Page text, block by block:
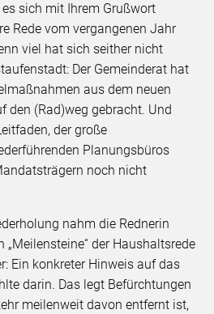
sich mit Ihrem Grußwort
Rede vom vergangenen Jahr
viel hat sich seither nicht
Der Gemeinderat hat
aus dem neuen
den (Rad)weg gebracht. Und
der große
Planungsbüros
noch nicht
nahm die Rednerin
„Meilensteine“ der Haushaltsrede
Ein konkreter Hinweis auf das
darin. Das legt Befürchtungen
meilenweit davon entfernt ist,